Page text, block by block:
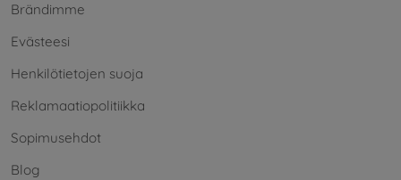
Brändimme
Evästeesi
Henkilötietojen suoja
Reklamaatiopolitiikka
Sopimusehdot
Blog